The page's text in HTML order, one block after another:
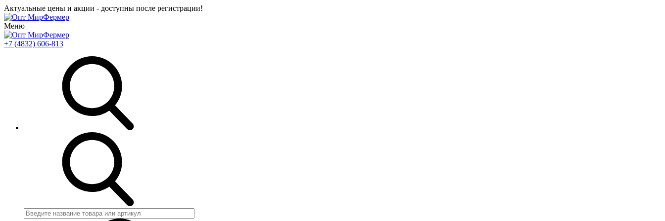
Актуальные цены и акции - доступны после регистрации!
Меню
+7 (4832) 606-813